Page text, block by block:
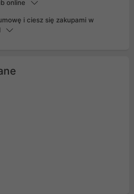
online
i ciesz się zakupami w